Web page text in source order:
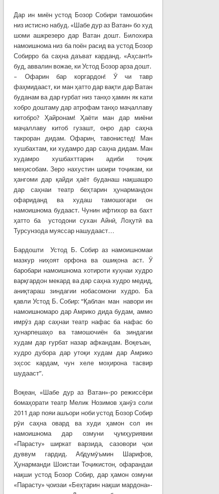
Дар ин миён устод Бозор Собири тамошобин
низ истисно набуд. «Шабе дур аз Ватан» бо худ
шоми ашкрезеро дар Ватан дошт. Билохира
намоишнома низ ба поён расид ва устод Бозор
Собирро ба саҳна даъват карданд. «Аҳсант!»
буд, аввалин вожае, ки Устод Бозор арза дошт.
– Офарин бар коргардон! Ӯ чи тавр
фаҳмидааст, ки ман ҳатто дар вақти дар Ватан
буданам ва дар ғурбат низ танҳо ҳамин як кати
хобро доштаму дар атрофам танҳо маҷаллаву
китобро? Ҳайронам! Ҳаёти ман дар миёни
маҷаллаву китоб гузашт, онро дар саҳна
такроран дидам. Офарин, тавонистед! Ман
хушбахтам, ки худамро дар саҳна дидам. Ман
худамро хушбахттарин адиби тоҷик
меҳисобам. Зеро нахустин шоири тоҷикам, ки
ҳангоми дар қайди ҳаёт буданаш нақшашро
дар саҳнаи театр беҳтарин ҳунармандон
офариданд ва худаш тамошогари он
намоишнома будааст. Чунин ифтихор ва бахт
ҳатто ба устодони сухан Айнӣ, Лоҳутӣ ва
Турсунзода муяссар нашудааст…
Бардошти Устод Б. Собир аз намоишномаи
мазкур ниҳоят орфона ва ошиқона аст. Ӯ
баробари намоишнома хотироти куҳнаи худро
варқгардон мекард ва дар саҳна худро медид,
аниқтараш зиндагии нобасомони худро. Ба
қавли Устод Б. Собир: “Қаблан ман навори ин
намоишномаро дар Амрико дида будам, аммо
имрӯз дар саҳнаи театр нафас ба нафас бо
ҳунарпешаҳо ва тамошочиён ба зиндагии
худам дар ғурбат назар афкандам. Воқеъан,
худро дубора дар утоқи худам дар Амрико
эҳсос кардам, чун хеле моҳирона тасвир
шудааст”.
Воқеан, «Шабе дур аз Ватан»-ро режиссёри
бомаҳорати театр Мелик Нозимов ҳанӯз соли
2011 дар пояи ашъори ноби устод Бозор Собир
рӯи саҳна овард ва худи ҳамон сол ин
намоишнома дар озмуни ҷумҳуриявии
«Парасту» ширкат варзида, сазовори ҷои
дуввум гардид. Абдумӯъмин Шарифов,
Ҳунарманди Шоистаи Тоҷикистон, офарандаи
нақши устод Бозор Собир, дар ҳамон озмуни
«Парасту» ҷоизаи «Беҳтарин нақши мардона»-